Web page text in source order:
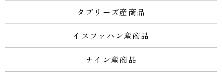
タブリーズ産商品
イスファハン産商品
ナイン産商品